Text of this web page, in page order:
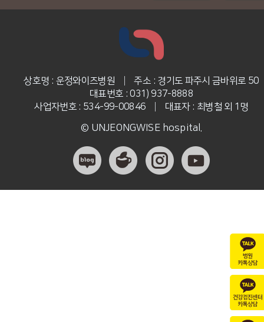
상호명 : 운정와이즈병원
주소 : 경기도 파주시 금바위로 50
대표번호 : 031) 937-8888
사업자번호 : 534-99-00846
대표자 : 최병철 외 1명
© UNJEONGWISE hospital.